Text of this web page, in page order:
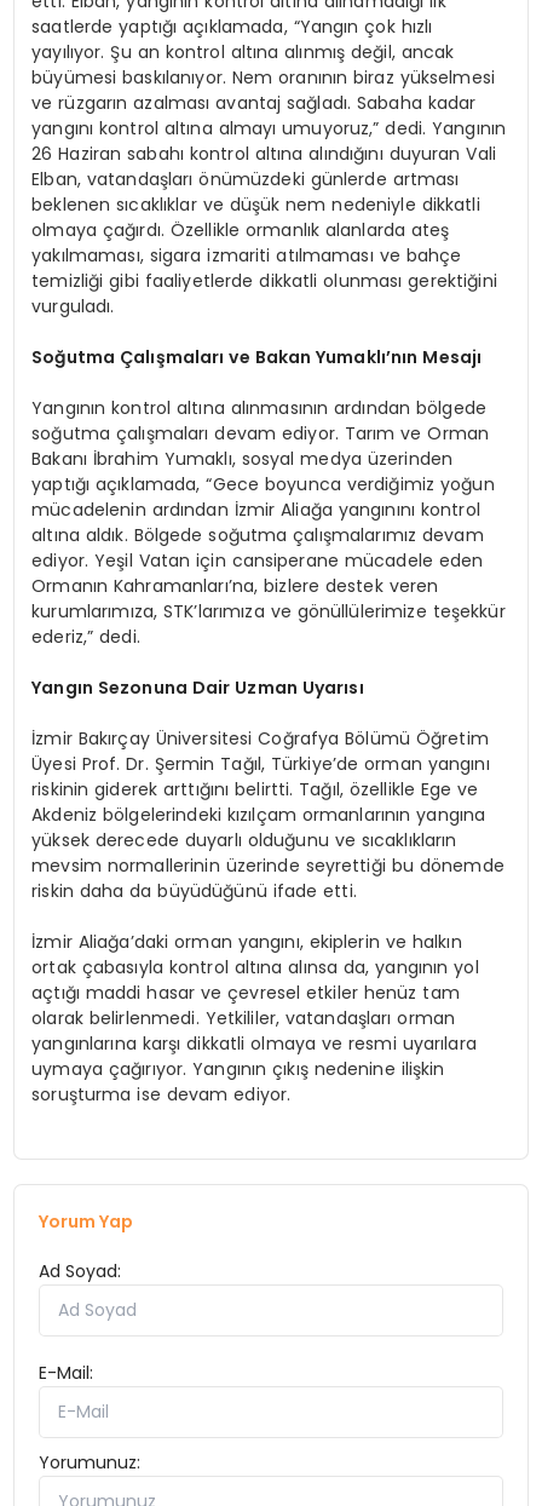
saatlerde yaptığı açıklamada, “Yangın çok hızlı
yayılıyor. Şu an kontrol altına alınmış değil, ancak
büyümesi baskılanıyor. Nem oranının biraz yükselmesi
ve rüzgarın azalması avantaj sağladı. Sabaha kadar
yangını kontrol altına almayı umuyoruz,” dedi. Yangının
26 Haziran sabahı kontrol altına alındığını duyuran Vali
Elban, vatandaşları önümüzdeki günlerde artması
beklenen sıcaklıklar ve düşük nem nedeniyle dikkatli
olmaya çağırdı. Özellikle ormanlık alanlarda ateş
yakılmaması, sigara izmariti atılmaması ve bahçe
temizliği gibi faaliyetlerde dikkatli olunması gerektiğini
vurguladı.
Soğutma Çalışmaları ve Bakan Yumaklı’nın Mesajı
Yangının kontrol altına alınmasının ardından bölgede
soğutma çalışmaları devam ediyor. Tarım ve Orman
Bakanı İbrahim Yumaklı, sosyal medya üzerinden
yaptığı açıklamada, “Gece boyunca verdiğimiz yoğun
mücadelenin ardından İzmir Aliağa yangınını kontrol
altına aldık. Bölgede soğutma çalışmalarımız devam
ediyor. Yeşil Vatan için cansiperane mücadele eden
Ormanın Kahramanları’na, bizlere destek veren
kurumlarımıza, STK’larımıza ve gönüllülerimize teşekkür
ederiz,” dedi.
Yangın Sezonuna Dair Uzman Uyarısı
İzmir Bakırçay Üniversitesi Coğrafya Bölümü Öğretim
Üyesi Prof. Dr. Şermin Tağıl, Türkiye’de orman yangını
riskinin giderek arttığını belirtti. Tağıl, özellikle Ege ve
Akdeniz bölgelerindeki kızılçam ormanlarının yangına
yüksek derecede duyarlı olduğunu ve sıcaklıkların
mevsim normallerinin üzerinde seyrettiği bu dönemde
riskin daha da büyüdüğünü ifade etti.
İzmir Aliağa’daki orman yangını, ekiplerin ve halkın
ortak çabasıyla kontrol altına alınsa da, yangının yol
açtığı maddi hasar ve çevresel etkiler henüz tam
olarak belirlenmedi. Yetkililer, vatandaşları orman
yangınlarına karşı dikkatli olmaya ve resmi uyarılara
uymaya çağırıyor. Yangının çıkış nedenine ilişkin
soruşturma ise devam ediyor.
Yorum Yap
Ad Soyad:
E-Mail:
Yorumunuz: